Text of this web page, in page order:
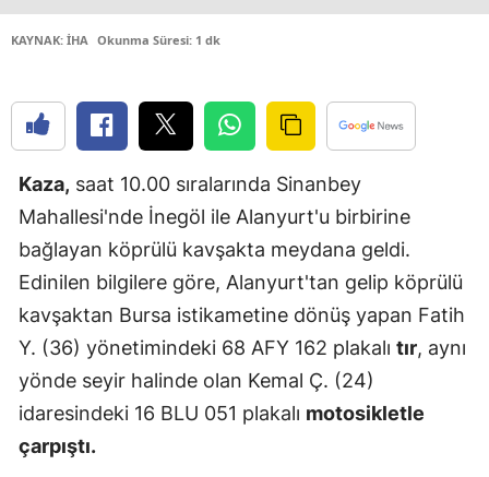
Giresun
Gümüşhane
Hakkari
Isparta
KAYNAK: İHA Okunma Süresi: 1 dk
Kaza, saat 10.00 sıralarında Sinanbey
Mahallesi'nde İnegöl ile Alanyurt'u birbirine
bağlayan köprülü kavşakta meydana geldi.
Edinilen bilgilere göre, Alanyurt'tan gelip köprülü
kavşaktan Bursa istikametine dönüş yapan Fatih
Y. (36) yönetimindeki 68 AFY 162 plakalı tır, aynı
yönde seyir halinde olan Kemal Ç. (24)
idaresindeki 16 BLU 051 plakalı motosikletle
çarpıştı.